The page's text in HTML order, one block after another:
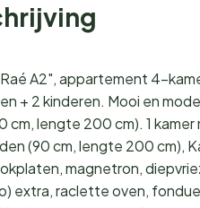
A2", appartement 4-
+ 2 kinderen. Mooi en
cm, lengte 200 cm). 1 kamer
(90 cm, lengte 200 cm),
magnetron,
extra, raclette oven,